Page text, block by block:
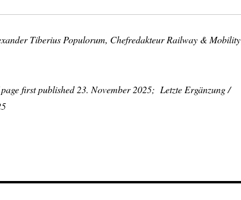
Tiberius Populorum, Chefredakteur Railway & Mobility
first published 23. November 2025; Letzte Ergänzung /